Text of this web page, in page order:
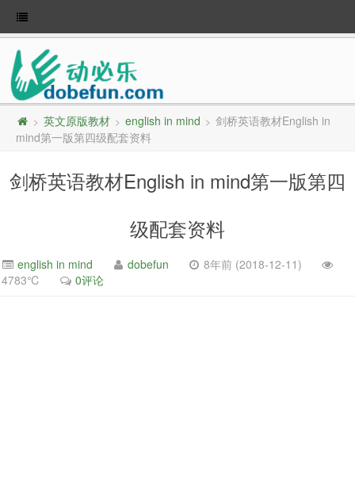
> 英文原版教材 > english in mind > 剑桥英语教材English in
mind第一版第四级配套资料
剑桥英语教材English in mind第一版第四
级配套资料
english in mind dobefun
8年前 (2018-12-11)
4783℃
0评论